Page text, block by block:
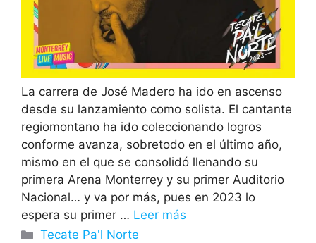
La carrera de José Madero ha ido en ascenso
desde su lanzamiento como solista. El cantante
regiomontano ha ido coleccionando logros
conforme avanza, sobretodo en el último año,
mismo en el que se consolidó llenando su
primera Arena Monterrey y su primer Auditorio
Nacional… y va por más, pues en 2023 lo
espera su primer … Leer más
Categorías
Tecate Pa'l Norte